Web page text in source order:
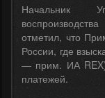
Начальник
отметил, что
России, где
— прим. ИА REX)
платежей.